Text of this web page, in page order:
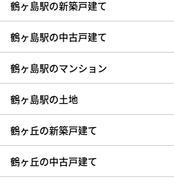
鶴ヶ島駅の新築戸建て
鶴ヶ島駅の中古戸建て
鶴ヶ島駅のマンション
鶴ヶ島駅の土地
鶴ヶ丘の新築戸建て
鶴ヶ丘の中古戸建て